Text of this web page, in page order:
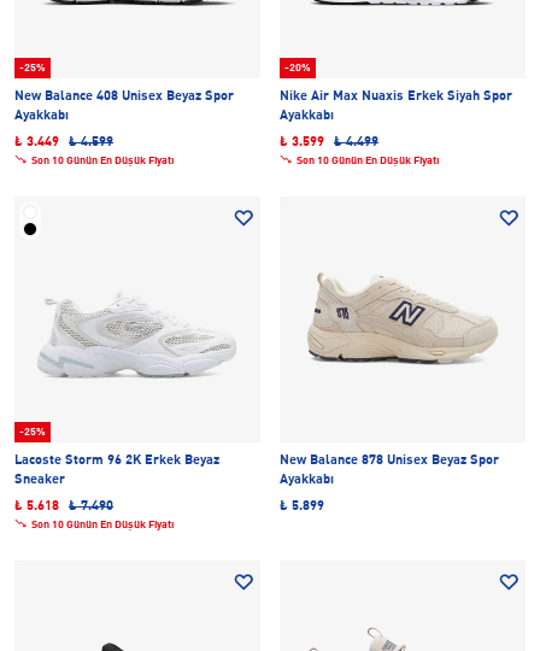
-25%
New Balance 408 Unisex Beyaz Spor
Ayakkabı
₺ 3.449
₺ 4.599
Son 10 Günün En Düşük Fiyatı
-20%
Nike Air Max Nuaxis Erkek Siyah Spor
Ayakkabı
₺ 3.599
₺ 4.499
Son 10 Günün En Düşük Fiyatı
-25%
Lacoste Storm 96 2K Erkek Beyaz
Sneaker
₺ 5.618
₺ 7.490
Son 10 Günün En Düşük Fiyatı
New Balance 878 Unisex Beyaz Spor
Ayakkabı
₺ 5.899